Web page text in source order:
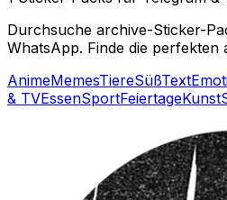
Durchsuche archive-Sticker-
WhatsApp. Finde die perfekten
AnimeMemesTiereSüßText
& TVEssenSportFeiertageKunst